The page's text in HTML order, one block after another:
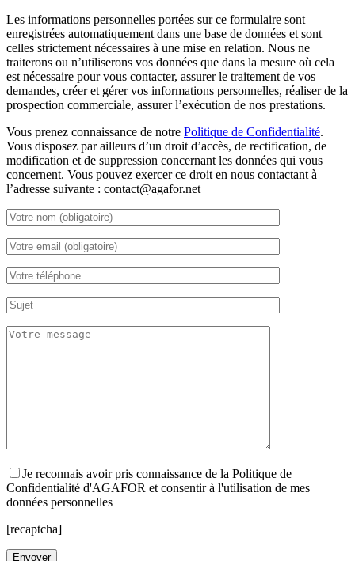
Les informations personnelles portées sur ce formulaire sont
enregistrées automatiquement dans une base de données et sont
celles strictement nécessaires à une mise en relation. Nous ne
traiterons ou n’utiliserons vos données que dans la mesure où cela
est nécessaire pour vous contacter, assurer le traitement de vos
demandes, créer et gérer vos informations personnelles, réaliser de la
prospection commerciale, assurer l’exécution de nos prestations.
Vous prenez connaissance de notre Politique de Confidentialité.
Vous disposez par ailleurs d’un droit d’accès, de rectification, de
modification et de suppression concernant les données qui vous
concernent. Vous pouvez exercer ce droit en nous contactant à
l’adresse suivante : contact@agafor.net
Je reconnais avoir pris connaissance de la Politique de
Confidentialité d'AGAFOR et consentir à l'utilisation de mes
données personnelles
[recaptcha]